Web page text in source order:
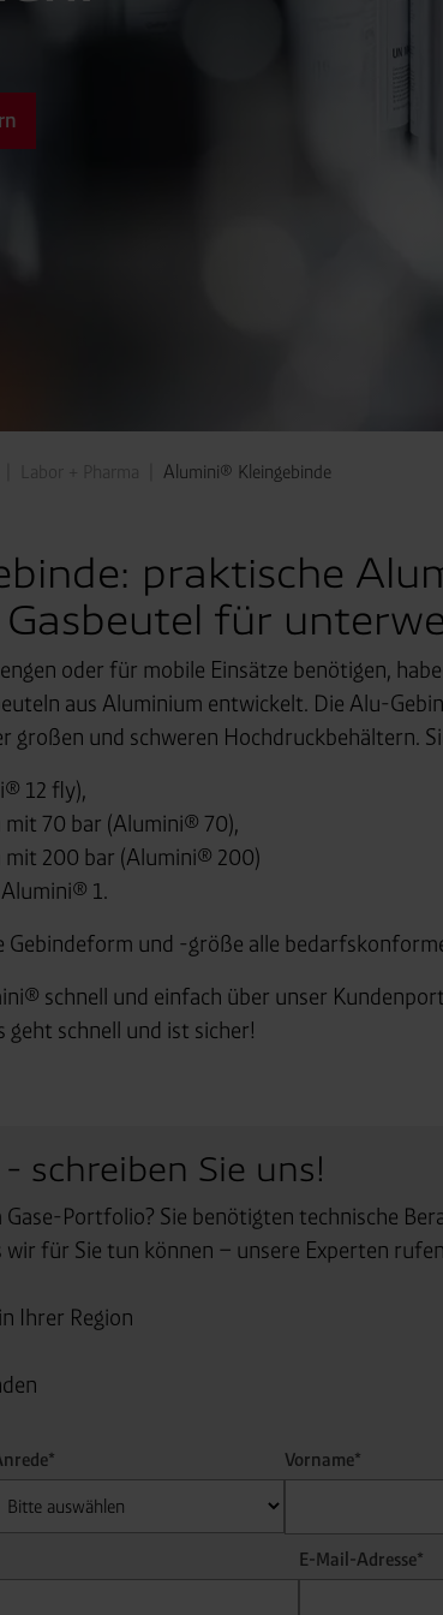
Labor + Pharma Alumini® Kleingebinde
praktische
für
oder für mobile Einsätze benötigen,
aus Aluminium entwickelt. Die Alu-
großen und schweren Hochdruckbehältern.
12 fly),
mit 70 bar (Alumini® 70),
mit 200 bar (Alumini® 200)
1.
und -größe alle
schnell und einfach über unser
geht schnell und ist sicher!
schreiben Sie uns!
Gase-Portfolio? Sie benötigten technische
wir für Sie tun können – unsere Experten
Ihrer Region
Vorname*
E-Mail-Adresse*